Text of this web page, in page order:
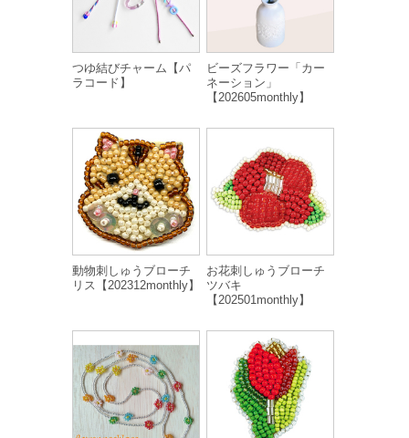
つゆ結びチャーム【パ
ラコード】
ビーズフラワー「カー
ネーション」
【202605monthly】
動物刺しゅうブローチ
リス【202312monthly】
お花刺しゅうブローチ
ツバキ
【202501monthly】